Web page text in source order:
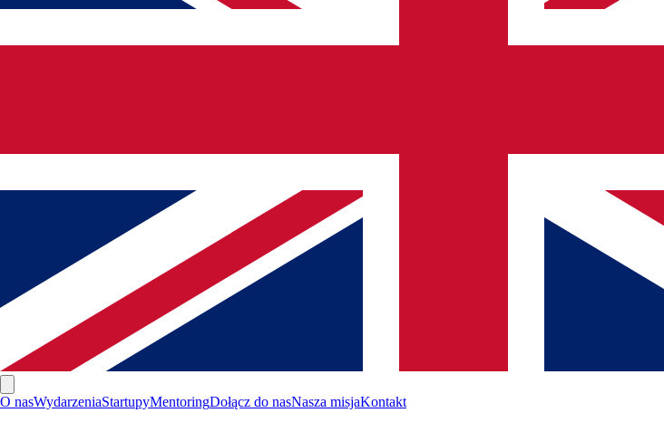
O nasWydarzeniaStartupyMentoringDołącz do nasNasza misjaKontakt